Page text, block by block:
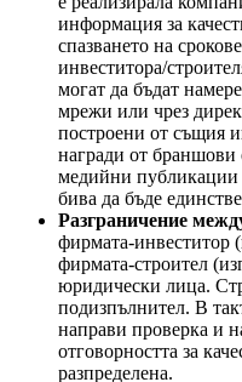
информация за
спазването на
инвеститора/
могат да бъдат
мрежи или чрез
построени от същия
награди от
медийни публикации
бива да бъде
Разграничение
фирмата-инвеститор
фирмата-строител
юридически лица.
подизпълнител. В
направи проверка и
отговорността за
разпределена.